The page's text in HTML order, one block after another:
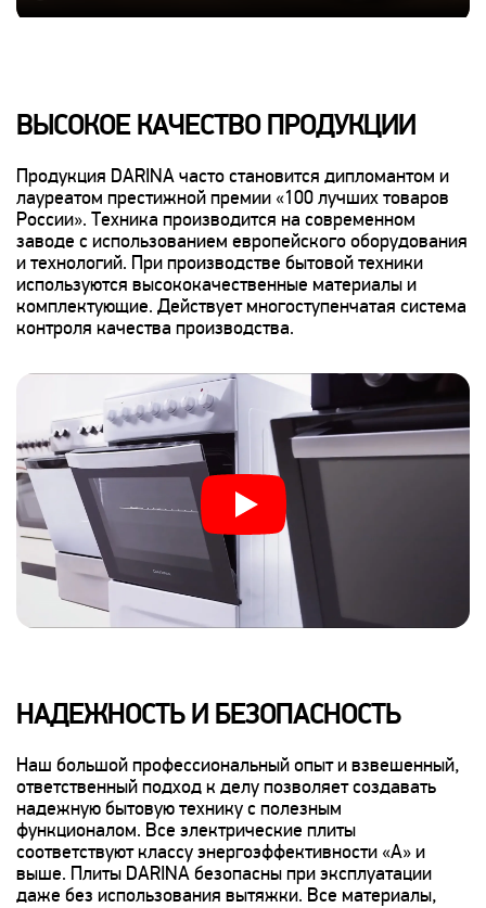
ВЫСОКОЕ КАЧЕСТВО ПРОДУКЦИИ
Продукция DARINA часто становится дипломантом и
лауреатом престижной премии «100 лучших товаров
России». Техника производится на современном
заводе с использованием европейского оборудования
и технологий. При производстве бытовой техники
используются высококачественные материалы и
комплектующие. Действует многоступенчатая система
контроля качества производства.
НАДЕЖНОСТЬ И БЕЗОПАСНОСТЬ
Наш большой профессиональный опыт и взвешенный,
ответственный подход к делу позволяет создавать
надежную бытовую технику с полезным
функционалом. Все электрические плиты
соответствуют классу энергоэффективности «А» и
выше. Плиты DARINA безопасны при эксплуатации
даже без использования вытяжки. Все материалы,